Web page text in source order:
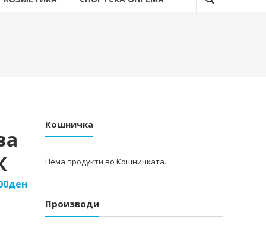
ден
Кошничка
Нема продукти во Кошничката.
Производи